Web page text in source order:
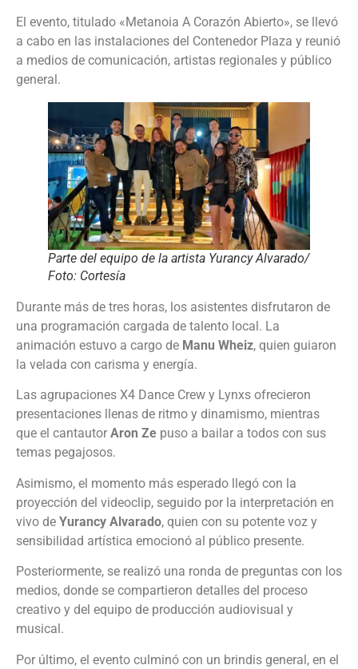
El evento, titulado «Metanoia A Corazón Abierto», se llevó
a cabo en las instalaciones del Contenedor Plaza y reunió
a medios de comunicación, artistas regionales y público
general.
Parte del equipo de la artista Yurancy Alvarado/
Foto: Cortesía
Durante más de tres horas, los asistentes disfrutaron de
una programación cargada de talento local. La
animación estuvo a cargo de Manu Wheiz, quien guiaron
la velada con carisma y energía.
Las agrupaciones X4 Dance Crew y Lynxs ofrecieron
presentaciones llenas de ritmo y dinamismo, mientras
que el cantautor Aron Ze puso a bailar a todos con sus
temas pegajosos.
Asimismo, el momento más esperado llegó con la
proyección del videoclip, seguido por la interpretación en
vivo de Yurancy Alvarado, quien con su potente voz y
sensibilidad artística emocionó al público presente.
Posteriormente, se realizó una ronda de preguntas con los
medios, donde se compartieron detalles del proceso
creativo y del equipo de producción audiovisual y
musical.
Por último, el evento culminó con un brindis general, en el